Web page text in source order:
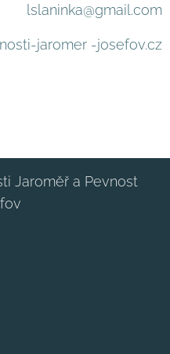
lslaninka@gmail.com
jaromer -josefov.cz
Jaroměř a Pevnost